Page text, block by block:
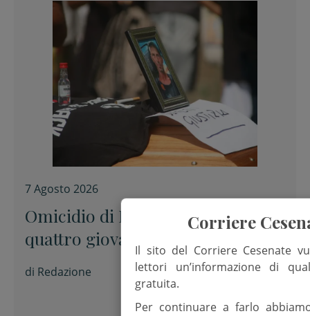
7 Agosto 2026
Omicidio di Pinarella, fermati
quattro giovani per la morte di
Nicola Musiani
di Redazione
Corriere
Il sito del Corriere Cesenate
lettori un’informazione di
gratuita.
Per continuare a farlo